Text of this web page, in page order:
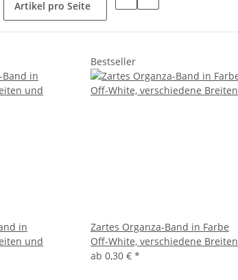
Artikel pro Seite
in
und
Bestseller
Zartes Organza-Band in Farbe
Off-White, verschiedene Breiten
ab 0,30 € *